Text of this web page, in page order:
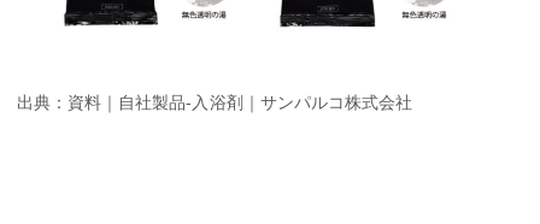
出典：資料｜自社製品-入浴剤｜サンパルコ株式会社